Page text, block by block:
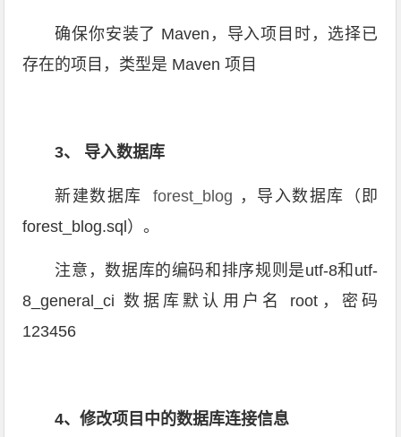
确保你安装了 Maven，导入项目时，选择已
存在的项目，类型是 Maven 项目
3、 导入数据库
新建数据库 forest_blog ，导入数据库（即
forest_blog.sql）。
注意，数据库的编码和排序规则是utf-8和utf-
8_general_ci 数据库默认用户名 root，密码
123456
4、修改项目中的数据库连接信息